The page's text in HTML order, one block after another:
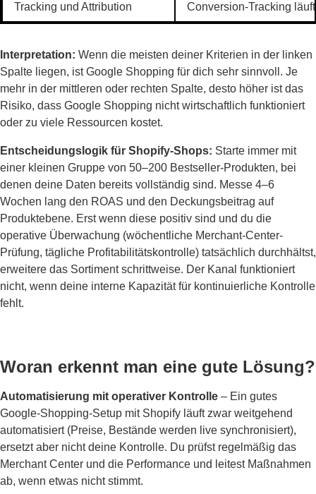
Tracking und Attribution Conversion-Tracking
Interpretation: Wenn die meisten deiner Kriterien in der linken
Spalte liegen, ist Google Shopping für dich sehr sinnvoll. Je
mehr in der mittleren oder rechten Spalte, desto höher ist das
Risiko, dass Google Shopping nicht wirtschaftlich funktioniert
oder zu viele Ressourcen kostet.
Entscheidungslogik für Shopify-Shops: Starte immer mit
einer kleinen Gruppe von 50–200 Bestseller-Produkten, bei
denen deine Daten bereits vollständig sind. Messe 4–6
Wochen lang den ROAS und den Deckungsbeitrag auf
Produktebene. Erst wenn diese positiv sind und du die
operative Überwachung (wöchentliche Merchant-Center-
Prüfung, tägliche Profitabilitätskontrolle) tatsächlich durchhältst,
erweitere das Sortiment schrittweise. Der Kanal funktioniert
nicht, wenn deine interne Kapazität für kontinuierliche Kontrolle
fehlt.
Woran erkennt man eine gute Lösung?
Automatisierung mit operativer Kontrolle – Ein gutes
Google-Shopping-Setup mit Shopify läuft zwar weitgehend
automatisiert (Preise, Bestände werden live synchronisiert),
ersetzt aber nicht deine Kontrolle. Du prüfst regelmäßig das
Merchant Center und die Performance und leitest Maßnahmen
ab, wenn etwas nicht stimmt.